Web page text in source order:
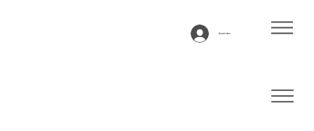
Anmelden